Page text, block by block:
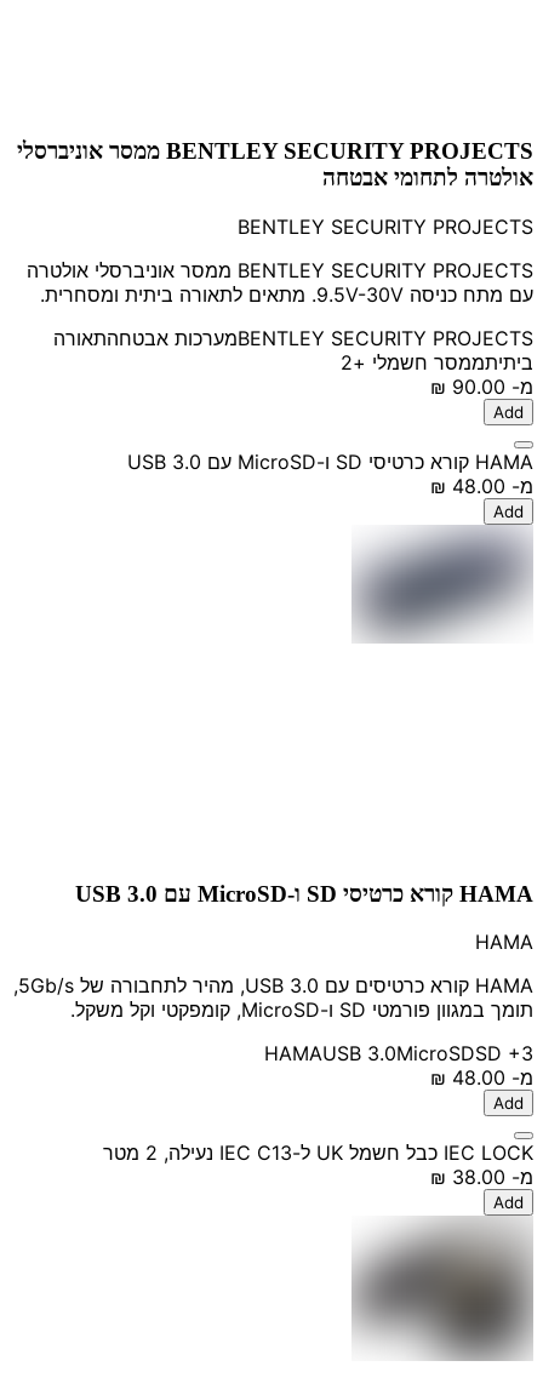
BENTLEY SECURITY PROJECTS ממסר אוניברסלי
אולטרה לתחומי אבטחה
BENTLEY SECURITY PROJECTS
BENTLEY SECURITY PROJECTS ממסר אוניברסלי אולטרה
עם מתח כניסה 9.5V-30V. מתאים לתאורה ביתית ומסחרית.
BENTLEY SECURITY PROJECTSמערכות אבטחהתאורה
ביתיתממסר חשמלי +2
מ-
Add
HAMA קורא כרטיסי SD ו-MicroSD עם USB 3.0
מ-
Add
HAMA קורא כרטיסי SD ו-MicroSD עם USB 3.0
HAMA
HAMA קורא כרטיסים עם USB 3.0, מהיר לתחבורה של 5Gb/s,
תומך במגוון פורמטי SD ו-MicroSD, קומפקטי וקל משקל.
HAMAUSB 3.0MicroSDSD +3
מ-
Add
IEC LOCK כבל חשמל UK ל-IEC C13 נעילה, 2 מטר
מ-
Add